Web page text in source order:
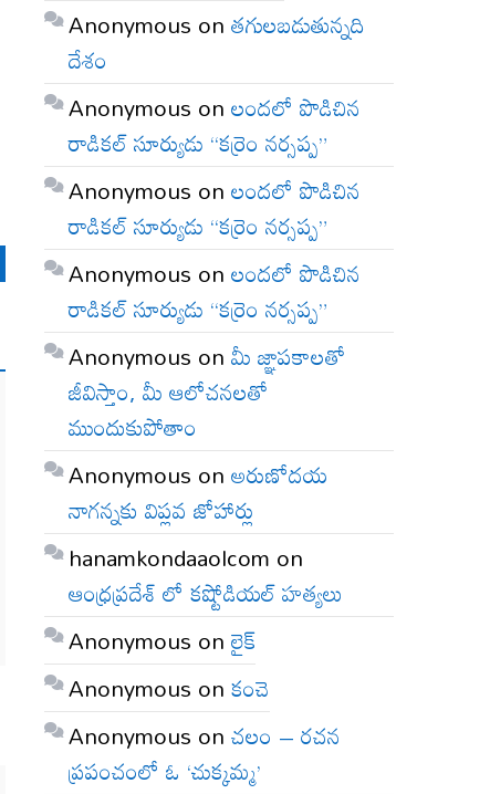
Anonymous onతగులబడుతున్నది
దేశం
Anonymous onలందలో పొడిచిన
రాడికల్ సూర్యుడు “కర్రెం నర్సప్ప”
Anonymous onలందలో పొడిచిన
రాడికల్ సూర్యుడు “కర్రెం నర్సప్ప”
Anonymous onలందలో పొడిచిన
రాడికల్ సూర్యుడు “కర్రెం నర్సప్ప”
Anonymous onమీ జ్ఞాపకాలతో
జీవిస్తాం, మీ ఆలోచనలతో
ముందుకుపోతాం
Anonymous onఅరుణోదయ
నాగన్నకు విప్లవ జోహార్లు
hanamkondaaolcom on
ఆంధ్రప్రదేశ్ లో కష్టోడియల్ హత్యలు
Anonymous onలైక్
Anonymous onకంచె
Anonymous onచలం – రచన
ప్రపంచంలో ఓ ‘చుక్కమ్మ’